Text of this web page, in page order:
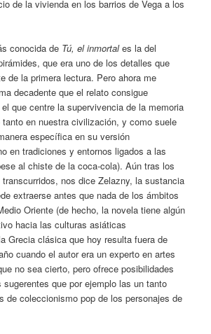
de la vivienda en los barrios de Vega a los
conocida de Tú, el inmortales la del
que era uno de los detalles que
de la primera lectura. Pero ahora me
decadente que el relato consigue
que centre la supervivencia de la memoria
tanto en nuestra civilización, y como suele
específica en su versión
en tradiciones y entornos ligados a las
al chiste de la coca-cola). Aún tras los
nos dice Zelazny, la sustancia
extraerse antes que nada de los ámbitos
Oriente (de hecho, la novela tiene algún
hacia las culturas asiáticas
Grecia clásica que hoy resulta fuera de
cuando el autor era un experto en artes
no sea cierto, pero ofrece posibilidades
sugerentes que por ejemplo las un tanto
de coleccionismo pop de los personajes de